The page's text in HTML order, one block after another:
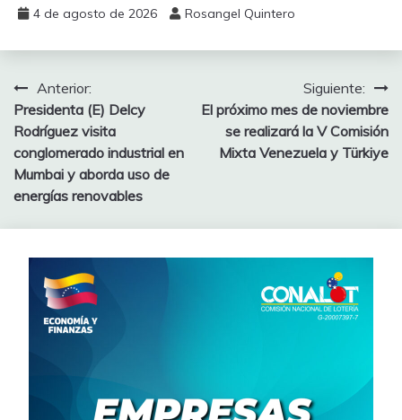
4 de agosto de 2026 Rosangel Quintero
Anterior:
Presidenta (E) Delcy
Rodríguez visita
conglomerado industrial en
Mumbai y aborda uso de
energías renovables
Siguiente:
El próximo mes de noviembre
se realizará la V Comisión
Mixta Venezuela y Türkiye